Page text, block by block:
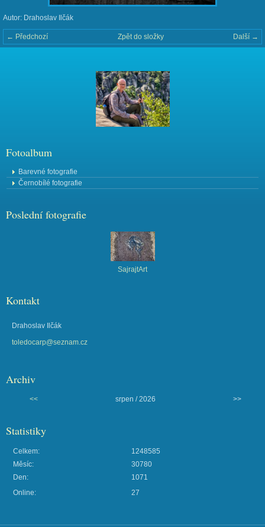
Autor: Drahoslav Ilčák
← Předchozí Další →
Zpět do složky
Fotoalbum
Barevné fotografie
Černobílé fotografie
Poslední fotografie
SajrajtArt
Kontakt
Drahoslav Ilčák
toledocarp@seznam.cz
Archiv
<< srpen / 2026 >>
Statistiky
Online: 27
Celkem:
1248585
Měsíc:
30780
Den:
1071